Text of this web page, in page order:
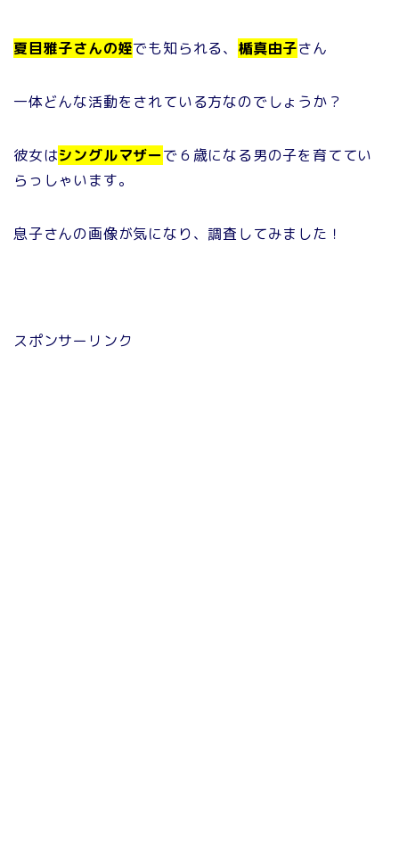
夏目雅子さんの姪でも知られる、 楯真由子さん
一体どんな活動をされている方なのでしょうか？
彼女はシングルマザーで６歳になる男の子を育ててい
らっしゃいます。
息子さんの画像が気になり、調査してみました！
スポンサーリンク